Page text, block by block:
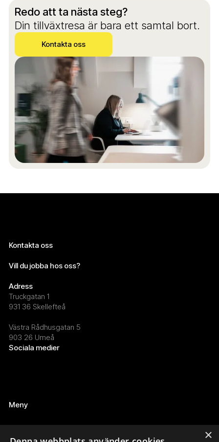
Redo att ta nästa steg?
Din tillväxtresa är bara ett samtal bort.
Kontakta oss
Kontakta oss
Kontakta oss
Vill du jobba hos oss?
Adress
Truckgatan 1
931 36 Skellefteå
Västra Rådhusgatan 5
903 26 Umeå
Sociala medier
Meny
Tjänster
×